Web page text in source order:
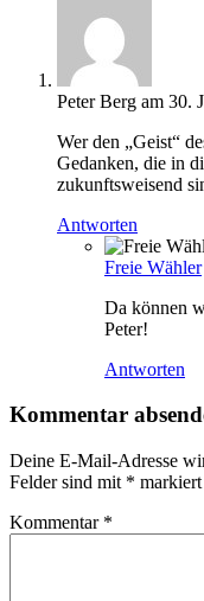
Peter Berg am 30.
Wer den „Geist“
Gedanken, die in
zukunftsweisend
Antworten
Freie Wähler
Da können
Peter!
Antworten
Kommentar
Deine E-Mail-Adresse
Felder sind mit * markiert
Kommentar *